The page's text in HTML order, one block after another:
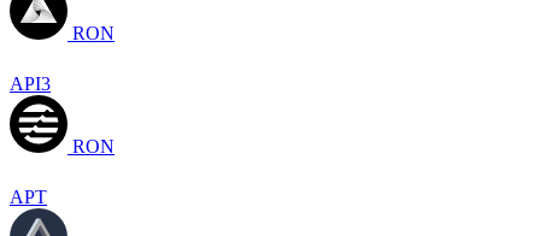
RON
API3
RON
APT